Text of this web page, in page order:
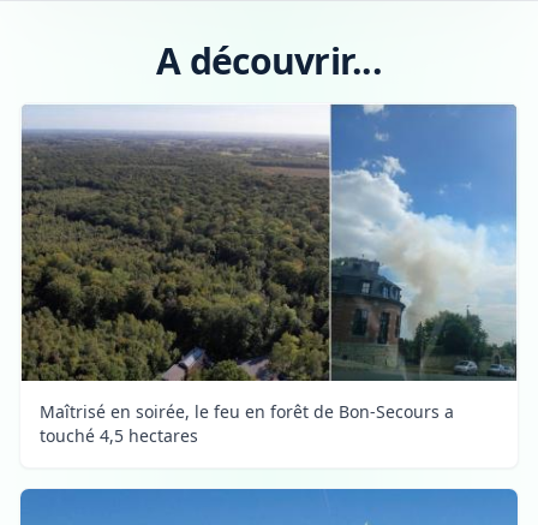
A découvrir...
Maîtrisé en soirée, le feu en forêt de Bon-Secours a
touché 4,5 hectares